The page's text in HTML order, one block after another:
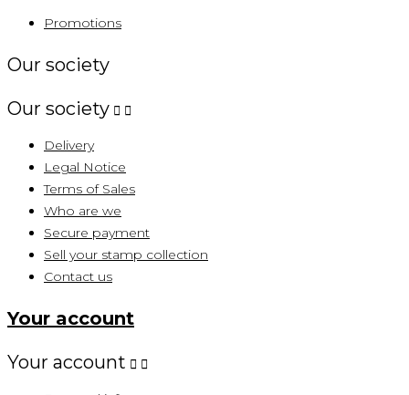
Promotions
Our society
Our society  
Delivery
Legal Notice
Terms of Sales
Who are we
Secure payment
Sell ​​your stamp collection
Contact us
Your account
Your account  